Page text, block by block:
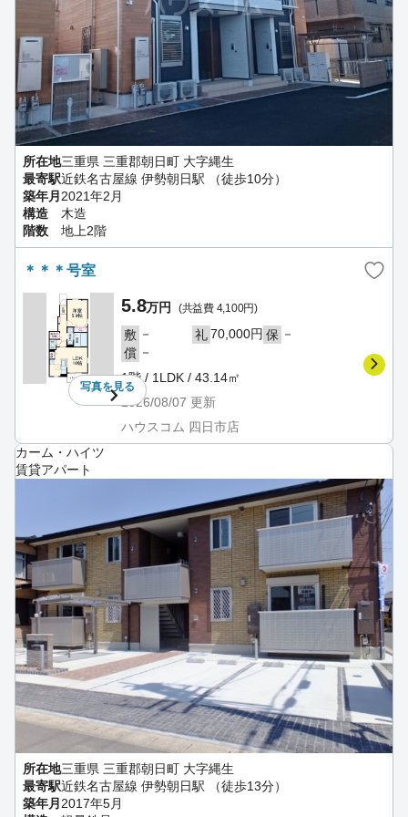
所在地三重県 三重郡朝日町 大字縄生
最寄駅近鉄名古屋線 伊勢朝日駅 （徒歩10分）
築年月 2021年2月
構造
木造
階数
地上2階
＊＊＊号室
写真を見る
5.8万円 (共益費 4,100円)
敷 － 礼70,000円 保 －
償 －
1階 / 1LDK / 43.14㎡
2026/08/07 更新
ハウスコム 四日市店
カーム・ハイツ
賃貸アパート
所在地三重県 三重郡朝日町 大字縄生
最寄駅近鉄名古屋線 伊勢朝日駅 （徒歩13分）
築年月 2017年5月